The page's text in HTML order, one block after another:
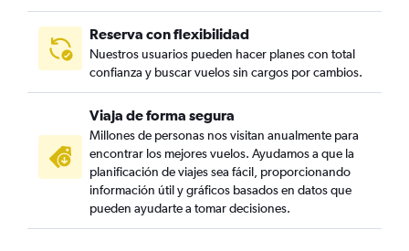
Reserva con flexibilidad
Nuestros usuarios pueden hacer planes con total
confianza y buscar vuelos sin cargos por cambios.
Viaja de forma segura
Millones de personas nos visitan anualmente para
encontrar los mejores vuelos. Ayudamos a que la
planificación de viajes sea fácil, proporcionando
información útil y gráficos basados en datos que
pueden ayudarte a tomar decisiones.